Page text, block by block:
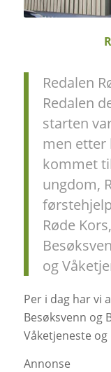
Redalen
Redalen
starten
men etter
kommet
ungdom,
Røde
og
Per i dag har vi
Besøksvenn og
Våketjeneste
Annonse